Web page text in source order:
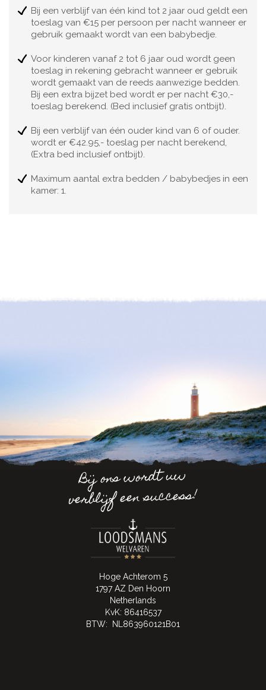
Bij een verblijf van één kind tot 2 jaar oud geldt een
toeslag van €15 per persoon per nacht wanneer er
gebruik gemaakt wordt van een babybedje.
Voor kinderen vanaf 2 tot 6 jaar oud wordt geen
toeslag in rekening gebracht wanneer er gebruik
wordt gemaakt van de reeds aanwezige bedden.
Bij een extra bijzet bed wordt er per nacht €30,-
toeslag berekend. (Bed inclusief gratis ontbijt).
Bij een verblijf van één ouder kind van 6 of ouder.
wordt er €42.95,- toeslag per nacht berekend,
(Extra bed inclusief ontbijt).
Maximum aantal extra bedden / babybedjes in een
kamer: 1.
Bij ons wordt uw
verblijf een success!
Hoge Achterom 5
1797 AZ Den Hoorn
Netherlands
KvK: 86416537
BTW: NL863960121B01